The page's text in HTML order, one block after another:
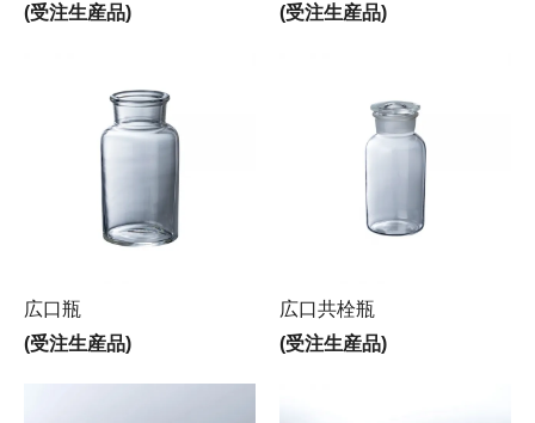
(受注生産品) (受注生産品)
広口瓶
(受注生産品)
広口共栓瓶
(受注生産品)